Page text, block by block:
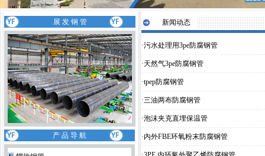
展 发 钢 管
产 品 导 航
新闻动态
·污水处理用3pe防腐钢管
·天然气3pe防腐钢管
·tpep防腐钢管
·三油两布防腐钢管
·泡沫夹克直埋保温管
·内外FBE环氧粉末防腐钢管